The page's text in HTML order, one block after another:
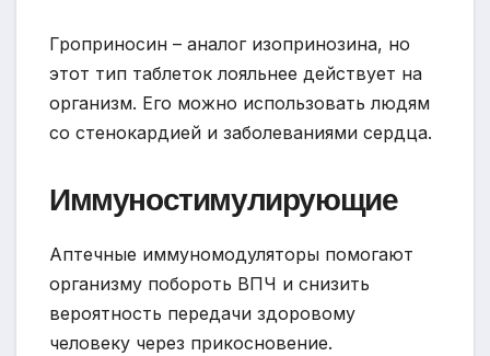
Гроприносин – аналог изопринозина, но
этот тип таблеток лояльнее действует на
организм. Его можно использовать людям
со стенокардией и заболеваниями сердца.
Иммуностимулирующие
Аптечные иммуномодуляторы помогают
организму побороть ВПЧ и снизить
вероятность передачи здоровому
человеку через прикосновение.